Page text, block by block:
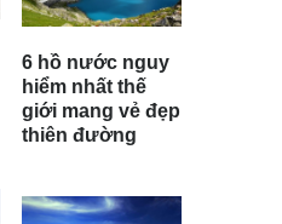
6 hồ nước nguy
hiểm nhất thế
giới mang vẻ đẹp
thiên đường